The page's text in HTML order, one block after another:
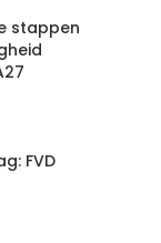
stappen
FVD